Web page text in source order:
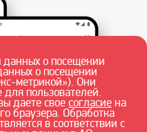
данных о посещении
о посещении
метрикой»). Они
для пользователей.
даете свое согласие на
браузера. Обработка
в соответствии с